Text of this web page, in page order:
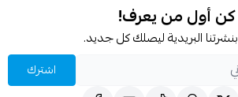
كن أول من يعرف!
البريدية ليصلك كل جديد.
اشترك